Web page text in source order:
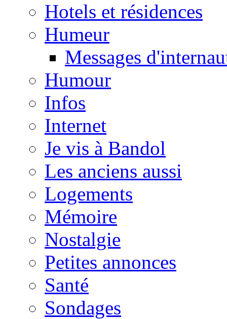
Hotels et résidences
Humeur
Messages
Humour
Infos
Internet
Je vis à Bandol
Les anciens aussi
Logements
Mémoire
Nostalgie
Petites annonces
Santé
Sondages